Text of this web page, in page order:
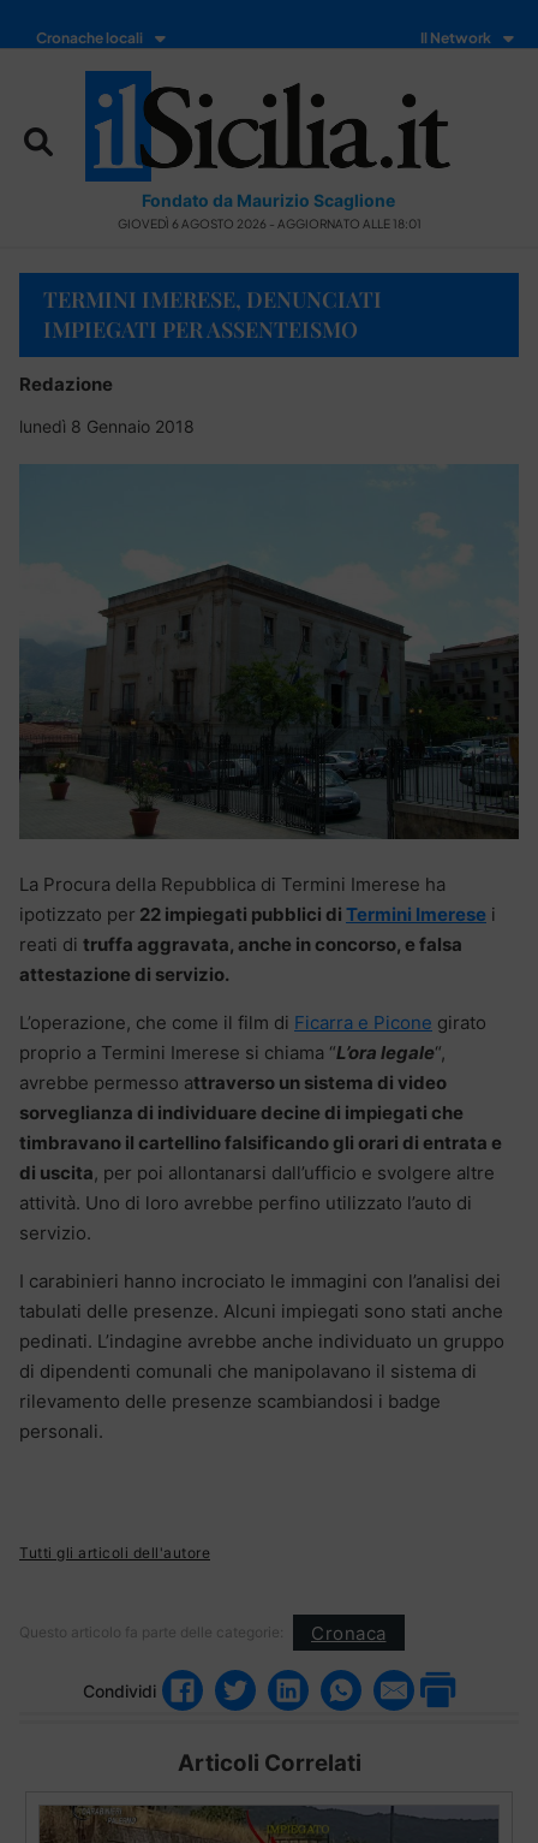
Cronache locali Il Network
Fondato da Maurizio Scaglione
GIOVEDÌ 6 AGOSTO 2026 - AGGIORNATO ALLE 18:01
TERMINI IMERESE, DENUNCIATI
IMPIEGATI PER ASSENTEISMO
Redazione
lunedì 8 Gennaio 2018
La Procura della Repubblica di Termini Imerese ha
ipotizzato per 22 impiegati pubblici di Termini Imerese i
reati di truffa aggravata, anche in concorso, e falsa
attestazione di servizio.
L’operazione, che come il film di Ficarra e Picone girato
proprio a Termini Imerese si chiama “L’ora legale“,
avrebbe permesso attraverso un sistema di video
sorveglianza di individuare decine di impiegati che
timbravano il cartellino falsificando gli orari di entrata e
di uscita, per poi allontanarsi dall’ufficio e svolgere altre
attività. Uno di loro avrebbe perfino utilizzato l’auto di
servizio.
I carabinieri hanno incrociato le immagini con l’analisi dei
tabulati delle presenze. Alcuni impiegati sono stati anche
pedinati. L’indagine avrebbe anche individuato un gruppo
di dipendenti comunali che manipolavano il sistema di
rilevamento delle presenze scambiandosi i badge
personali.
Tutti gli articoli dell'autore
Questo articolo fa parte delle categorie: Cronaca
Condividi
Articoli Correlati